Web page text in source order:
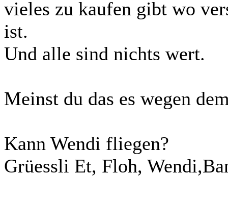
vieles zu kaufen gibt wo
ist.
Und alle sind nichts wert.
Meinst du das es wegen
Kann Wendi fliegen?
Grüessli Et, Floh,